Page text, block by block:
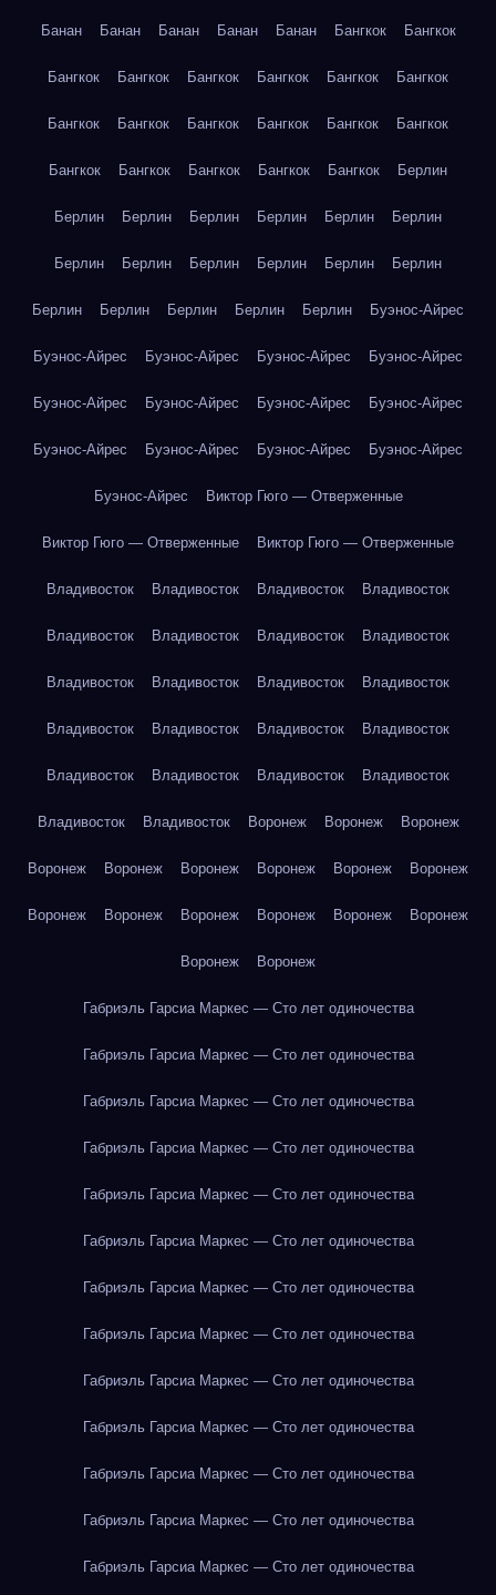
Банан Банан Банан Банан Банан Бангкок Бангкок
Бангкок Бангкок Бангкок Бангкок Бангкок Бангкок
Бангкок Бангкок Бангкок Бангкок Бангкок Бангкок
Бангкок Бангкок Бангкок Бангкок Бангкок Берлин
Берлин Берлин Берлин Берлин Берлин Берлин
Берлин Берлин Берлин Берлин Берлин Берлин
Берлин Берлин Берлин Берлин Берлин Буэнос-Айрес
Буэнос-Айрес Буэнос-Айрес Буэнос-Айрес Буэнос-Айрес
Буэнос-Айрес Буэнос-Айрес Буэнос-Айрес Буэнос-Айрес
Буэнос-Айрес Буэнос-Айрес Буэнос-Айрес Буэнос-Айрес
Буэнос-Айрес Виктор Гюго — Отверженные
Виктор Гюго — Отверженные Виктор Гюго — Отверженные
Владивосток Владивосток Владивосток Владивосток
Владивосток Владивосток Владивосток Владивосток
Владивосток Владивосток Владивосток Владивосток
Владивосток Владивосток Владивосток Владивосток
Владивосток Владивосток Владивосток Владивосток
Владивосток Владивосток Воронеж Воронеж Воронеж
Воронеж Воронеж Воронеж Воронеж Воронеж Воронеж
Воронеж Воронеж Воронеж Воронеж Воронеж Воронеж
Воронеж Воронеж
Габриэль Гарсиа Маркес — Сто лет одиночества
Габриэль Гарсиа Маркес — Сто лет одиночества
Габриэль Гарсиа Маркес — Сто лет одиночества
Габриэль Гарсиа Маркес — Сто лет одиночества
Габриэль Гарсиа Маркес — Сто лет одиночества
Габриэль Гарсиа Маркес — Сто лет одиночества
Габриэль Гарсиа Маркес — Сто лет одиночества
Габриэль Гарсиа Маркес — Сто лет одиночества
Габриэль Гарсиа Маркес — Сто лет одиночества
Габриэль Гарсиа Маркес — Сто лет одиночества
Габриэль Гарсиа Маркес — Сто лет одиночества
Габриэль Гарсиа Маркес — Сто лет одиночества
Габриэль Гарсиа Маркес — Сто лет одиночества